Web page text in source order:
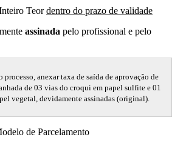
Teordentro do prazo de validade
assinada pelo profissional e pelo
processo, anexar taxa de saída de aprovação de
de 03 vias do croqui em papel sulfite e 01
vegetal, devidamente assinadas (original).
de Parcelamento